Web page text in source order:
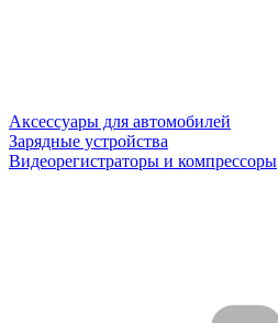
Аксессуары для автомобилей
Зарядные устройства
Видеорегистраторы и компрессоры